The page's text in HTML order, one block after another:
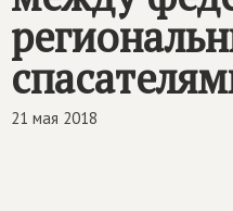
21 мая 2018